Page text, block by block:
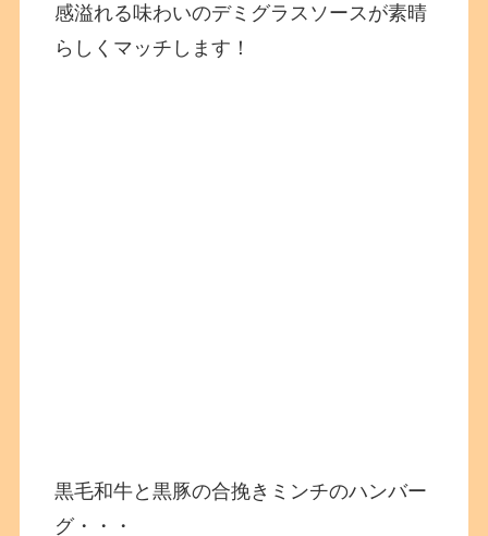
感溢れる味わいのデミグラスソースが素晴
らしくマッチします！
黒毛和牛と黒豚の合挽きミンチのハンバー
グ・・・